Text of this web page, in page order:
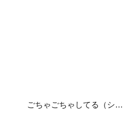
ごちゃごちゃしてる（シルクスクリーン）